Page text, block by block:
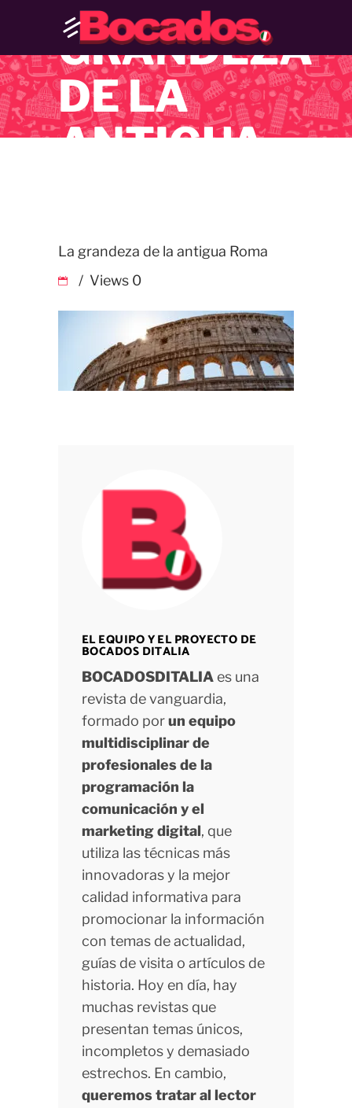
GRANDEZA
DE LA
ANTIGUA
La grandeza de la antigua Roma
Views 0
EL EQUIPO Y EL PROYECTO DE
BOCADOS DITALIA
BOCADOSDITALIAes una
revista de vanguardia,
formado porun equipo
multidisciplinar de
profesionales de la
programación la
comunicación y el
marketing digital, que
utiliza las técnicas más
innovadoras y la mejor
calidad informativa para
promocionar la información
con temas de actualidad,
guías de visita o artículos de
historia. Hoy en día, hay
muchas revistas que
presentan temas únicos,
incompletos y demasiado
estrechos. En cambio,
queremos tratar al lector